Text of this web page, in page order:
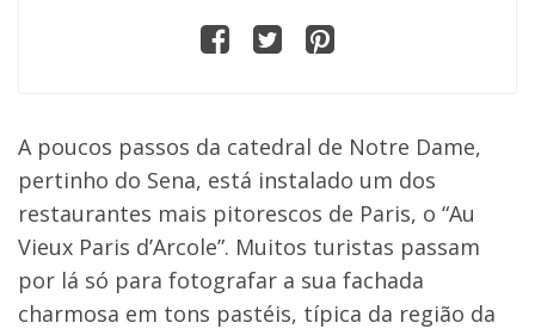
A poucos passos da catedral de Notre Dame,
pertinho do Sena, está instalado um dos
restaurantes mais pitorescos de Paris, o “Au
Vieux Paris d’Arcole”. Muitos turistas passam
por lá só para fotografar a sua fachada
charmosa em tons pastéis, típica da região da